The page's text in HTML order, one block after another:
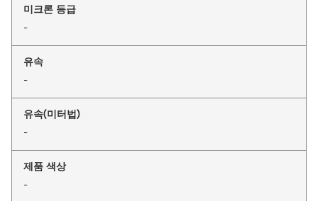
미크론 등급
-
유속
-
유속(미터법)
-
제품 색상
-